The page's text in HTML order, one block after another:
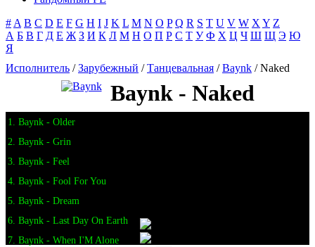
# A B C D E F G H I J K L M N O P Q R S T U V W X Y Z
А Б В Г Д Е Ж З И К Л М Н О П Р С Т У Ф Х Ц Ч Ш Щ Э Ю
Я
Исполнитель /Зарубежный /Танцевальная /Baynk / Naked
Baynk - Naked
1. Baynk - Older
2. Baynk - Grin
3. Baynk - Feel
4. Baynk - Fool For You
5. Baynk - Dream
6. Baynk - Last Day On Earth
7. Baynk - When I'M Alone